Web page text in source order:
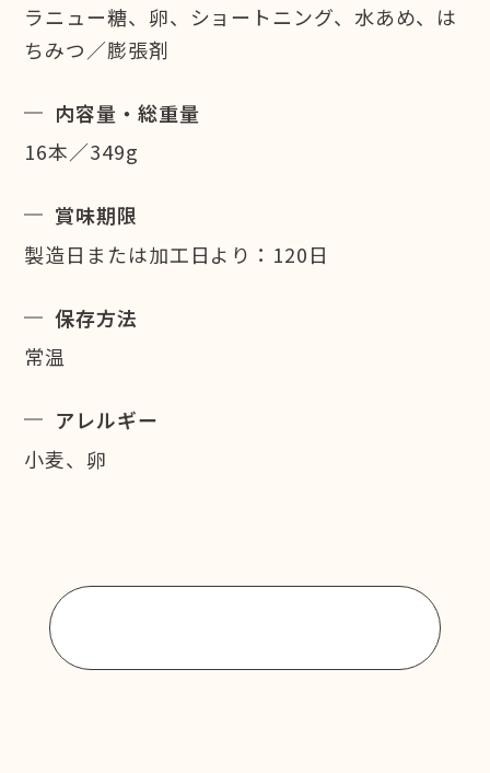
ラニュー糖、卵、ショートニング、水あめ、は
ちみつ／膨張剤
内容量・総重量
16本／349g
賞味期限
製造日または加工日より：120日
保存方法
常温
アレルギー
小麦、卵